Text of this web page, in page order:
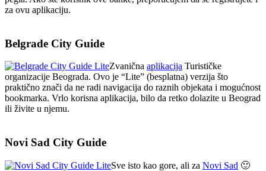
za ovu aplikaciju.
Belgrade City Guide
Zvanična aplikacija Turističke
organizacije Beograda. Ovo je “Lite” (besplatna) verzija što
praktično znači da ne radi navigacija do raznih objekata i mogućnost
bookmarka. Vrlo korisna aplikacija, bilo da retko dolazite u Beograd
ili živite u njemu.
Novi Sad City Guide
Sve isto kao gore, ali za Novi Sad 🙂